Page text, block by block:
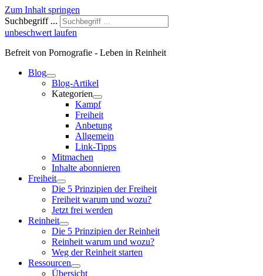
Zum Inhalt springen
Suchbegriff ...
unbeschwert laufen
Befreit von Pornografie - Leben in Reinheit
Blog
Blog-Artikel
Kategorien
Kampf
Freiheit
Anbetung
Allgemein
Link-Tipps
Mitmachen
Inhalte abonnieren
Freiheit
Die 5 Prinzipien der Freiheit
Freiheit warum und wozu?
Jetzt frei werden
Reinheit
Die 5 Prinzipien der Reinheit
Reinheit warum und wozu?
Weg der Reinheit starten
Ressourcen
Übersicht